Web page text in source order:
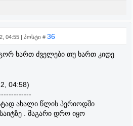
04:55 | პოსტი # 36
ხართ ძველები თუ ხართ კიდე
04:58)
ახალი წლის პერიოდში
. მაგარი დრო იყო